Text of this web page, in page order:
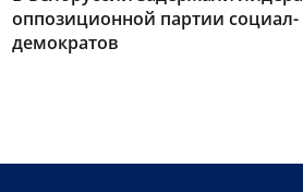
оппозиционной партии социал-
демократов